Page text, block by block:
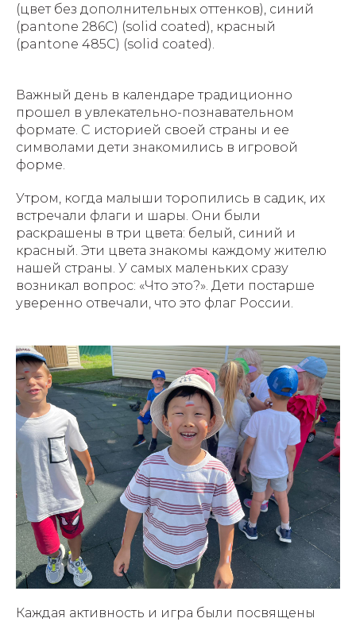
(цвет без дополнительных оттенков), синий
(pantone 286С) (solid coated), красный
(pantone 485С) (solid coated).
Важный день в календаре традиционно
прошел в увлекательно-познавательном
формате. С историей своей страны и ее
символами дети знакомились в игровой
форме.
Утром, когда малыши торопились в садик, их
встречали флаги и шары. Они были
раскрашены в три цвета: белый, синий и
красный. Эти цвета знакомы каждому жителю
нашей страны. У самых маленьких сразу
возникал вопрос: «Что это?». Дети постарше
уверенно отвечали, что это флаг России.
Каждая активность и игра были посвящены